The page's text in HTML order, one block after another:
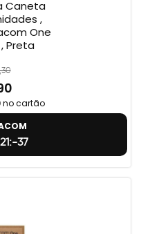
Caneta
,
One
, Preta
no cartão
38